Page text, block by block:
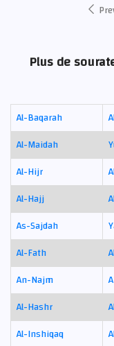
Plus de
Al-Baqarah
Al-Maidah
Al-Hijr
Al-Hajj
As-Sajdah
Al-Fath
An-Najm
Al-Hashr
Al-Inshiqaq